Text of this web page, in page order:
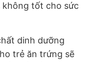
tốt cho sức
dinh dưỡng
trẻ ăn trứng sẽ